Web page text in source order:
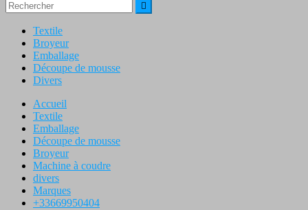

Textile
Broyeur
Emballage
Découpe de mousse
Divers
Accueil
Textile
Emballage
Découpe de mousse
Broyeur
Machine à coudre
divers
Marques
+33669950404